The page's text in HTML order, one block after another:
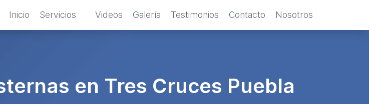
Inicio Servicios Videos Galería Testimonios Contacto Nosotros
en Tres Cruces Puebla